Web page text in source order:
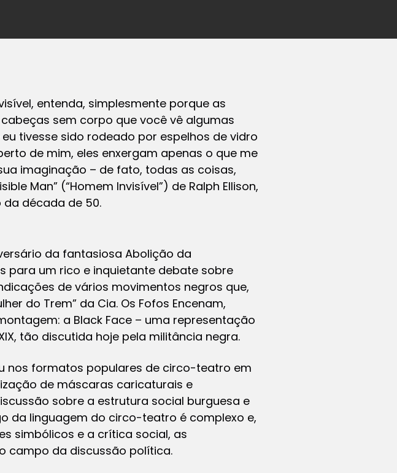
entenda, simplesmente porque as
sem corpo que você vê algumas
tivesse sido rodeado por espelhos de vidro
de mim, eles enxergam apenas o que me
imaginação – de fato, todas as coisas,
Man” (“Homem Invisível”) de Ralph Ellison,
década de 50.
da fantasiosa Abolição da
para um rico e inquietante debate sobre
de vários movimentos negros que,
do Trem” da Cia. Os Fofos Encenam,
a Black Face – uma representação
tão discutida hoje pela militância negra.
nos formatos populares de circo-teatro em
de máscaras caricaturais e
sobre a estrutura social burguesa e
da linguagem do circo-teatro é complexo e,
simbólicos e a crítica social, as
campo da discussão política.